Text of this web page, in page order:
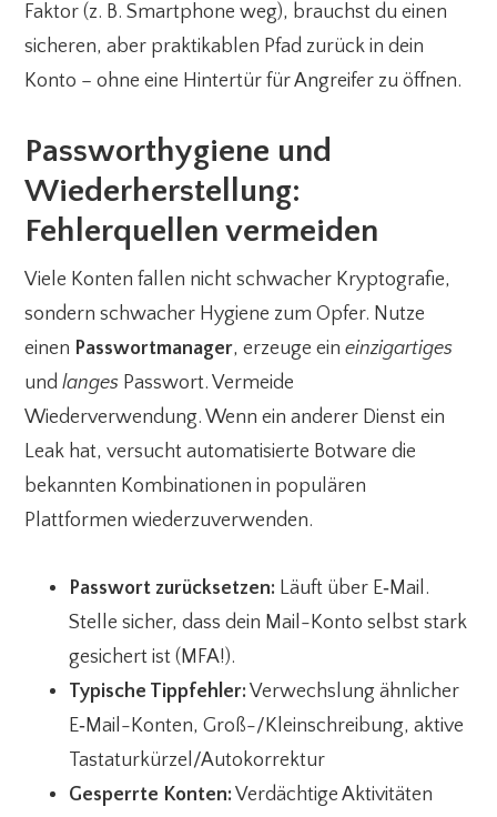
Faktor (z. B. Smartphone weg), brauchst du einen
sicheren, aber praktikablen Pfad zurück in dein
Konto – ohne eine Hintertür für Angreifer zu öffnen.
Passworthygiene und
Wiederherstellung:
Fehlerquellen vermeiden
Viele Konten fallen nicht schwacher Kryptografie,
sondern schwacher Hygiene zum Opfer. Nutze
einen Passwortmanager, erzeuge eineinzigartiges
undlanges Passwort. Vermeide
Wiederverwendung. Wenn ein anderer Dienst ein
Leak hat, versucht automatisierte Botware die
bekannten Kombinationen in populären
Plattformen wiederzuverwenden.
Passwort zurücksetzen: Läuft über E‑Mail.
Stelle sicher, dass dein Mail-Konto selbst stark
gesichert ist (MFA!).
Typische Tippfehler: Verwechslung ähnlicher
E‑Mail-Konten, Groß-/Kleinschreibung, aktive
Tastaturkürzel/Autokorrektur
Gesperrte Konten: Verdächtige Aktivitäten